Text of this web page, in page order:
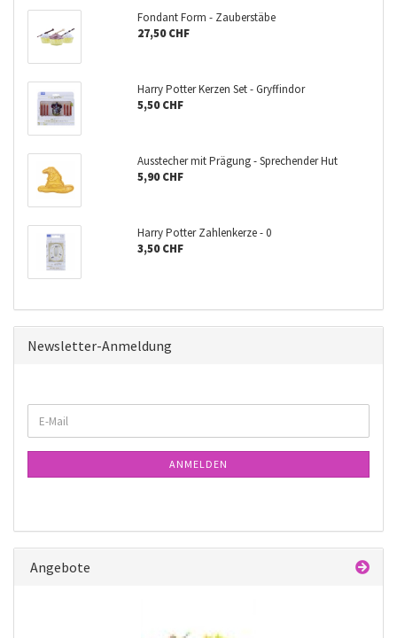
Fondant Form - Zauberstäbe
27,50 CHF
Harry Potter Kerzen Set - Gryffindor
5,50 CHF
Ausstecher mit Prägung - Sprechender Hut
5,90 CHF
Harry Potter Zahlenkerze - 0
3,50 CHF
Newsletter-Anmeldung
ZUR
NEWSLETTER-
E-
Mail
ANMELDEN
Angebote